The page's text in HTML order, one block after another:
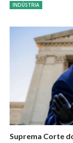
INDÚSTRIA
Suprema Corte